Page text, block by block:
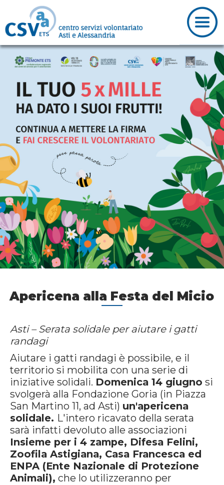
Apericena alla Festa del Micio
Asti – Serata solidale per aiutare i gatti
randagi
Aiutare i gatti randagi è possibile, e il
territorio si mobilita con una serie di
iniziative solidali. Domenica 14 giugno si
svolgerà alla Fondazione Goria (in Piazza
San Martino 11, ad Asti) un'apericena
solidale. L'intero ricavato della serata
sarà infatti devoluto alle associazioni
Insieme per i 4 zampe, Difesa Felini,
Zoofila Astigiana, Casa Francesca ed
ENPA (Ente Nazionale di Protezione
Animali), che lo utilizzeranno per